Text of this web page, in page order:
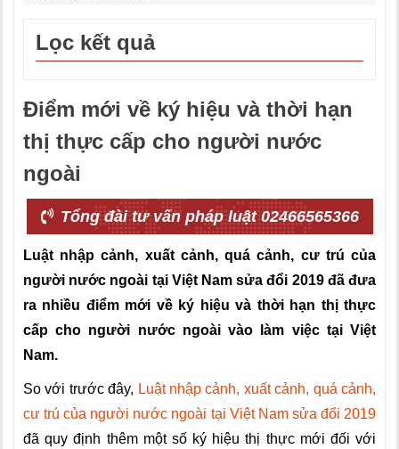
Lọc kết quả
Điểm mới về ký hiệu và thời hạn
thị thực cấp cho người nước
ngoài
Tổng đài tư vấn pháp luật 02466565366
Luật nhập cảnh, xuất cảnh, quá cảnh, cư trú của
người nước ngoài tại Việt Nam sửa đổi 2019 đã đưa
ra nhiều điểm mới về ký hiệu và thời hạn thị thực
cấp cho người nước ngoài vào làm việc tại Việt
Nam.
So với trước đây, Luật nhập cảnh, xuất cảnh, quá cảnh,
cư trú của người nước ngoài tại Việt Nam sửa đổi 2019
đã quy định thêm một số ký hiệu thị thực mới đối với